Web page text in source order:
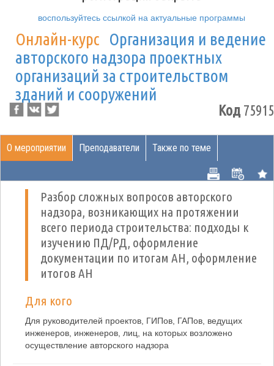
воспользуйтесь ссылкой на актуальные программы
Онлайн-курс Организация и ведение
авторского надзора проектных
организаций за строительством
зданий и сооружений
Код75915
О мероприятии Преподаватели Также по теме
Разбор сложных вопросов авторского
надзора, возникающих на протяжении
всего периода строительства: подходы к
изучению ПД/РД, оформление
документации по итогам АН, оформление
итогов АН
Для кого
Для руководителей проектов, ГИПов, ГАПов, ведущих
инженеров, инженеров, лиц, на которых возложено
осуществление авторского надзора